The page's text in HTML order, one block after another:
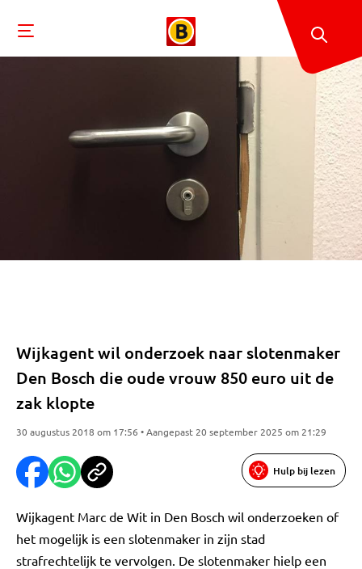
Wijkagent wil onderzoek naar slotenmaker
Den Bosch die oude vrouw 850 euro uit de
zak klopte
30 augustus 2018 om 17:56 • Aangepast 20 september 2025 om 21:29
Hulp bij lezen
Wijkagent Marc de Wit in Den Bosch wil onderzoeken of
het mogelijk is een slotenmaker in zijn stad
strafrechtelijk te vervolgen. De slotenmaker hielp een